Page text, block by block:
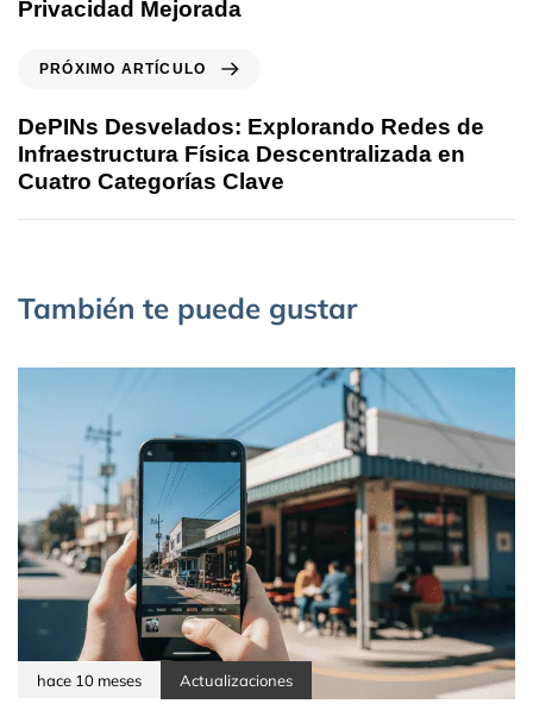
Privacidad Mejorada
PRÓXIMO ARTÍCULO
DePINs Desvelados: Explorando Redes de
Infraestructura Física Descentralizada en
Cuatro Categorías Clave
También te puede gustar
hace 10 meses Actualizaciones